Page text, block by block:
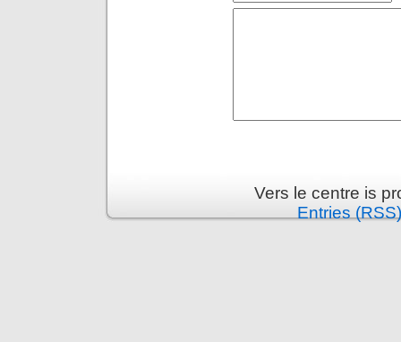
Vers le centre is
Entries (RSS)